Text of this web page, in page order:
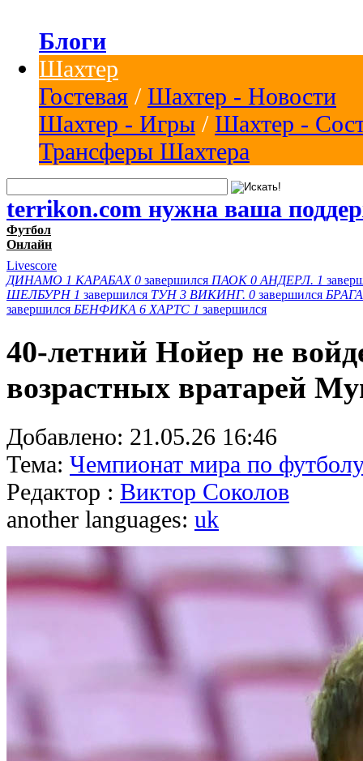
Блоги
Шахтер
Гостевая / Шахтер - Новости
Шахтер - Игры / Шахтер -
Трансферы Шахтера
terrikon.com нужна ваша
Футбол
Онлайн
Livescore
ДИНАМО 1 КАРАБАХ 0 завершился ПАОК 0 АНДЕРЛ. 1
ШЕЛБУРН 1 завершился ТУН 3 ВИКИНГ. 0 завершился БРАГА
завершился БЕНФИКА 6 ХАРТС 1 завершился
40-летний Нойер не
возрастных вратарей
Добавлено: 21.05.26 16:46
Тема: Чемпионат мира по
Редактор : Виктор Соколов
another languages: uk